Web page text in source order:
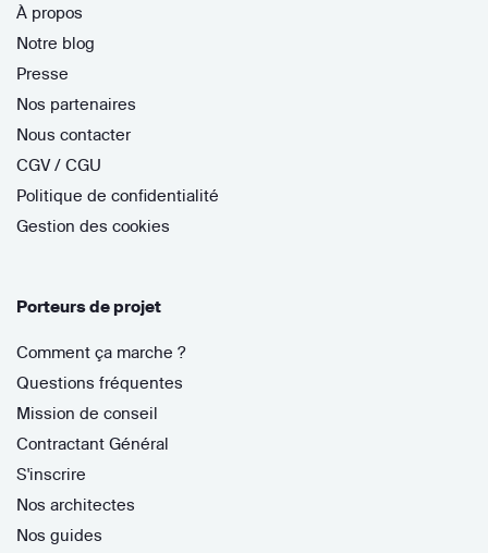
À propos
Notre blog
Presse
Nos partenaires
Nous contacter
CGV / CGU
Politique de confidentialité
Gestion des cookies
Porteurs de projet
Comment ça marche ?
Questions fréquentes
Mission de conseil
Contractant Général
S'inscrire
Nos architectes
Nos guides